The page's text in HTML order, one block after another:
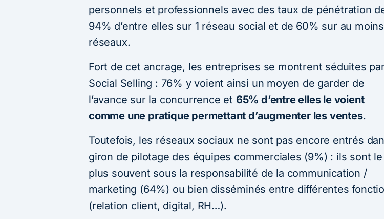
personnels et professionnels avec des taux de pénétration
94% d’entre elles sur 1 réseau social et de 60% sur au
réseaux.
Fort de cet ancrage, les entreprises se montrent séduites
Social Selling : 76% y voient ainsi un moyen de garder de
l’avance sur la concurrence et 65% d’entre elles le voient
comme une pratique permettant d’augmenter les ventes.
Toutefois, les réseaux sociaux ne sont pas encore entrés
giron de pilotage des équipes commerciales (9%) : ils sont le
plus souvent sous la responsabilité de la communication /
marketing (64%) ou bien disséminés entre différentes
(relation client, digital, RH…).